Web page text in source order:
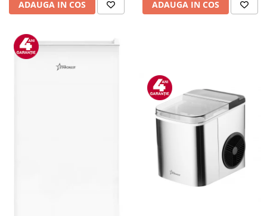
ADAUGA IN COS ADAUGA IN COS